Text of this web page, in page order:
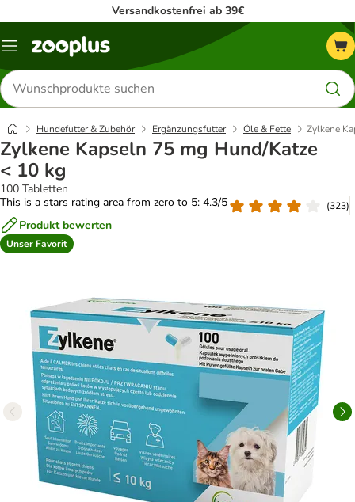
Versandkostenfrei ab 39€
Menü
Produkte
suchen
Hundefutter & Zubehör Ergänzungsfutter Öle & Fette Zylkene
Zylkene Kapseln 75 mg Hund/Katze
< 10 kg
100 Tabletten
This is a stars rating area from zero to 5: 4.3/5
(323)
Produkt bewerten
Unser Favorit